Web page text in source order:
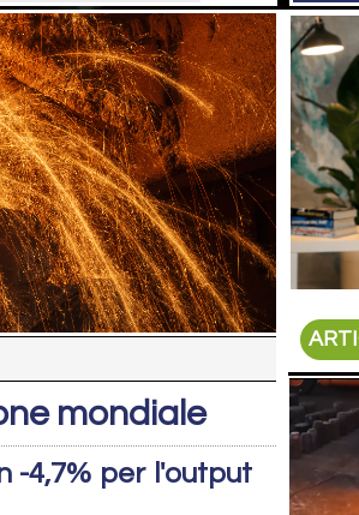
mondiale
-4,7% per l'output